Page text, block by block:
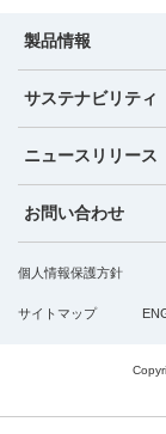
製品情報
サステナビリティ
ニュースリリース
お問い合わせ
個人情報保護方針
サイトマップ